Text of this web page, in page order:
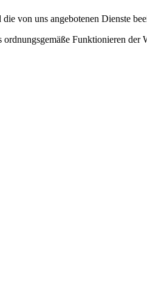
von uns angebotenen Dienste
Funktionieren